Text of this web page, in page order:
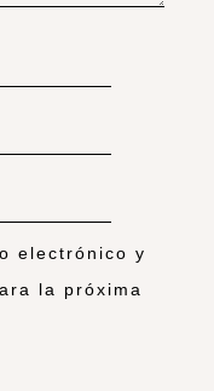
electrónico y
la próxima